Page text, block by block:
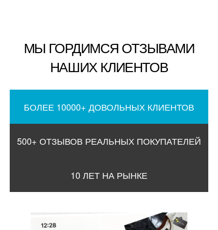
МЫ ГОРДИМСЯ ОТЗЫВАМИ
НАШИХ КЛИЕНТОВ
БОЛЕЕ 10000+ ДОВОЛЬНЫХ КЛИЕНТОВ
500+ ОТЗЫВОВ РЕАЛЬНЫХ ПОКУПАТЕЛЕЙ
10 ЛЕТ НА РЫНКЕ